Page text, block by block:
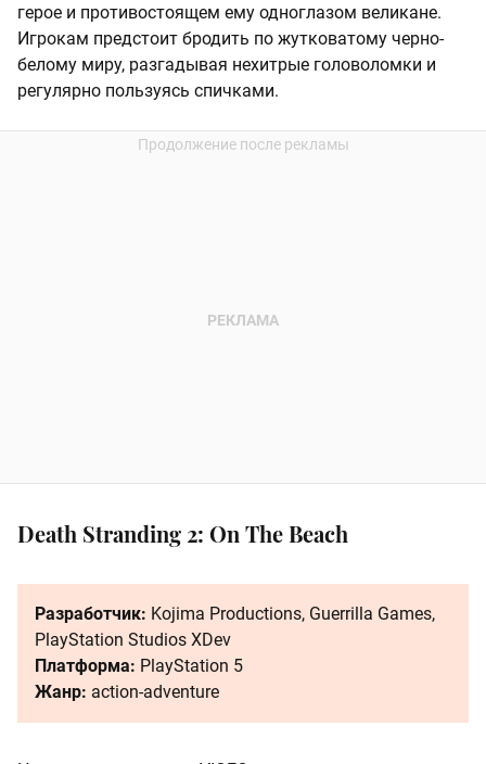
герое и противостоящем ему одноглазом великане.
Игрокам предстоит бродить по жутковатому черно-
белому миру, разгадывая нехитрые головоломки и
регулярно пользуясь спичками.
Death Stranding 2: On The Beach
Разработчик: Kojima Productions, Guerrilla Games,
PlayStation Studios XDev
Платформа: PlayStation 5
Жанр: action-adventure